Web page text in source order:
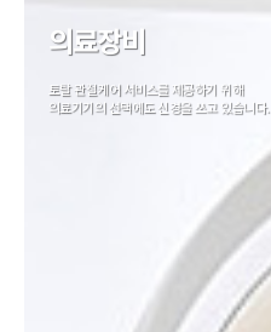
의료장비
토탈 관절케어 서비스를 제공하기 위해
의료기기의 선택에도 신경을 쓰고 있습니다.